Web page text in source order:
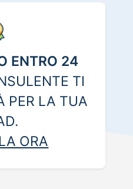
ENTRO 24
TI
PER LA TUA
ORA